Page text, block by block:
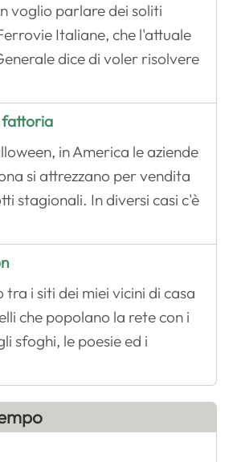
voglio parlare dei soliti
Italiane, che l'attuale
dice di voler risolvere
fattoria
in America le aziende
si attrezzano per vendita
stagionali. In diversi casi c'è
i siti dei miei vicini di casa
che popolano la rete con i
sfoghi, le poesie ed i